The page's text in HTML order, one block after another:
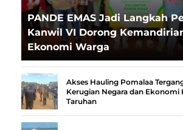
PANDE EMAS Jadi Langkah
Kanwil VI Dorong
Ekonomi Warga
Akses Hauling Pomalaa
Kerugian Negara dan Ekonomi
Taruhan